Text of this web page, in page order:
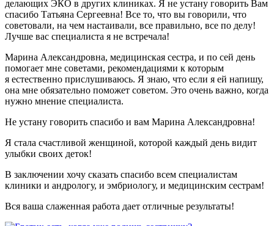
делающих ЭКО в других клиниках. Я не устану говорить Вам
спасибо Татьяна Сергеевна! Все то, что вы говорили, что
советовали, на чем настаивали, все правильно, все по делу!
Лучше вас специалиста я не встречала!
Марина Александровна, медицинская сестра, и по сей день
помогает мне советами, рекомендациями к которым
я естественно прислушиваюсь. Я знаю, что если я ей напишу,
она мне обязательно поможет советом. Это очень важно, когда
нужно мнение специалиста.
Не устану говорить спасибо и вам Марина Александровна!
Я стала счастливой женщиной, которой каждый день видит
улыбки своих деток!
В заключении хочу сказать спасибо всем специалистам
клиники и андрологу, и эмбриологу, и медицинским сестрам!
Вся ваша слаженная работа дает отличные результаты!